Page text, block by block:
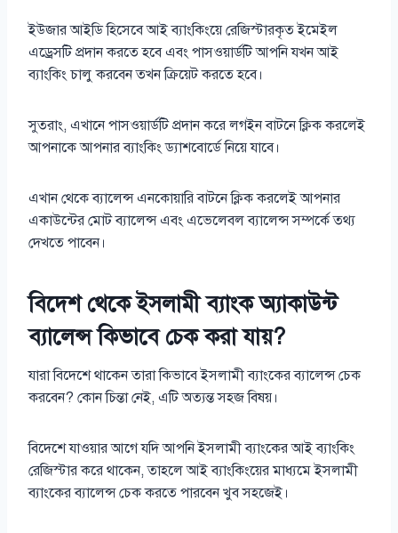
ইউজার আইডি হিসেবে আই ব্যাংকিংয়ে রেজিস্টারকৃত ইমেইল
এড্রেসটি প্রদান করতে হবে এবং পাসওয়ার্ডটি আপনি যখন আই
ব্যাংকিং চালু করবেন তখন ক্রিয়েট করতে হবে।
সুতরাং, এখানে পাসওয়ার্ডটি প্রদান করে লগইন বাটনে ক্লিক করলেই
আপনাকে আপনার ব্যাংকিং ড্যাশবোর্ডে নিয়ে যাবে।
এখান থেকে ব্যালেন্স এনকোয়ারি বাটনে ক্লিক করলেই আপনার
একাউন্টের মোট ব্যালেন্স এবং এভেলেবল ব্যালেন্স সম্পর্কে তথ্য
দেখতে পাবেন।
বিদেশ থেকে ইসলামী ব্যাংক অ্যাকাউন্ট
ব্যালেন্স কিভাবে চেক করা যায়?
যারা বিদেশে থাকেন তারা কিভাবে ইসলামী ব্যাংকের ব্যালেন্স চেক
করবেন? কোন চিন্তা নেই, এটি অত্যন্ত সহজ বিষয়।
বিদেশে যাওয়ার আগে যদি আপনি ইসলামী ব্যাংকের আই ব্যাংকিং
রেজিস্টার করে থাকেন, তাহলে আই ব্যাংকিংয়ের মাধ্যমে ইসলামী
ব্যাংকের ব্যালেন্স চেক করতে পারবেন খুব সহজেই।